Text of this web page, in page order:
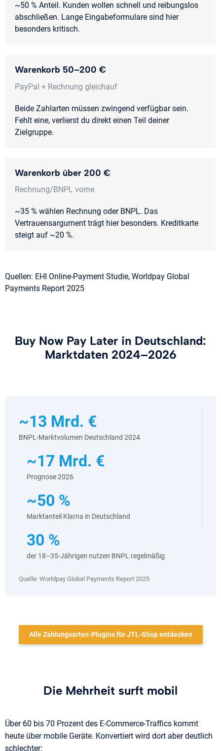
~50 % Anteil. Kunden wollen schnell und reibungslos
abschließen. Lange Eingabeformulare sind hier
besonders kritisch.
Warenkorb 50–200 €
PayPal + Rechnung gleichauf
Beide Zahlarten müssen zwingend verfügbar sein.
Fehlt eine, verlierst du direkt einen Teil deiner
Zielgruppe.
Warenkorb über 200 €
Rechnung/BNPL vorne
~35 % wählen Rechnung oder BNPL. Das
Vertrauensargument trägt hier besonders. Kreditkarte
steigt auf ~20 %.
Quellen: EHI Online-Payment Studie, Worldpay Global
Payments Report 2025
Buy Now Pay Later in Deutschland:
Marktdaten 2024–2026
~13 Mrd. €
BNPL-Marktvolumen Deutschland 2024
~17 Mrd. €
Prognose 2026
~50 %
Marktanteil Klarna in Deutschland
30 %
der 18–35-Jährigen nutzen BNPL regelmäßig
Quelle: Worldpay Global Payments Report 2025
Alle Zahlungsarten-Plugins für JTL-Shop entdecken
Die Mehrheit surft mobil
Über 60 bis 70 Prozent des E-Commerce-Traffics kommt
heute über mobile Geräte. Konvertiert wird dort aber deutlich
schlechter: